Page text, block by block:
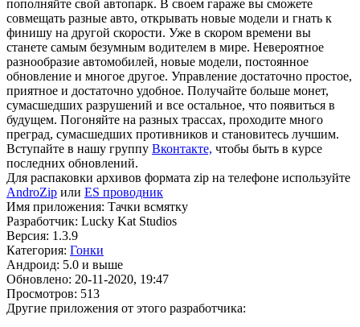
пополняйте свой автопарк. В своем гараже вы сможете
совмещать разные авто, открывать новые модели и гнать к
финишу на другой скорости. Уже в скором времени вы
станете самым безумным водителем в мире. Невероятное
разнообразие автомобилей, новые модели, постоянное
обновление и многое другое. Управление достаточно простое,
приятное и достаточно удобное. Получайте больше монет,
сумасшедших разрушений и все остальное, что появиться в
будущем. Погоняйте на разных трассах, проходите много
преград, сумасшедших противников и становитесь лучшим.
Вступайте в нашу группу Вконтакте, чтобы быть в курсе
последних обновлений.
Для распаковки архивов формата zip на телефоне используйте
AndroZip или ES проводник
Имя приложения: Тачки всмятку
Разработчик: Lucky Kat Studios
Версия: 1.3.9
Категория: Гонки
Андроид: 5.0 и выше
Обновлено: 20-11-2020, 19:47
Просмотров: 513
Другие приложения от этого разработчика: